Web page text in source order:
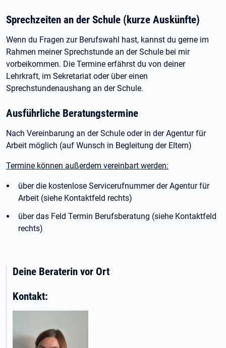
Sprechzeiten an der Schule (kurze Auskünfte)
Wenn du Fragen zur Berufswahl hast, kannst du gerne im
Rahmen meiner Sprechstunde an der Schule bei mir
vorbeikommen. Die Termine erfährst du von deiner
Lehrkraft, im Sekretariat oder über einen
Sprechstundenaushang an der Schule.
Ausführliche Beratungstermine
Nach Vereinbarung an der Schule oder in der Agentur für
Arbeit möglich (auf Wunsch in Begleitung der Eltern)
Termine können außerdem vereinbart werden:
über die kostenlose Servicerufnummer der Agentur für
Arbeit (siehe Kontaktfeld rechts)
über das Feld Termin Berufsberatung (siehe Kontaktfeld
rechts)
Deine Beraterin vor Ort
Kontakt: